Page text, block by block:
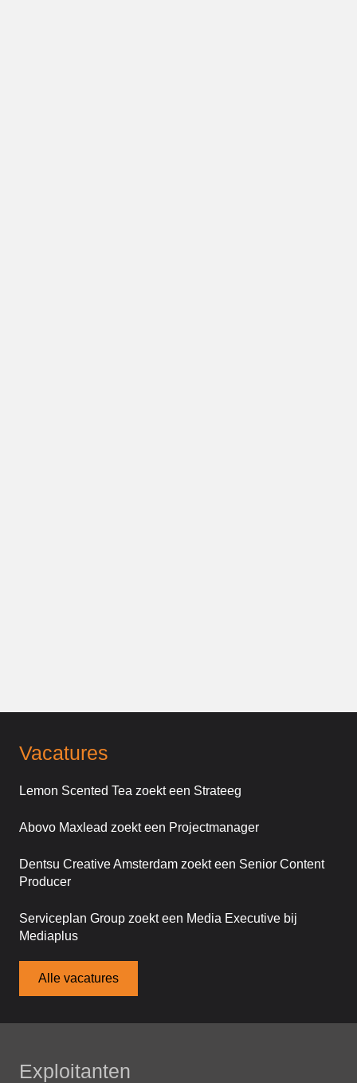
Vacatures
Lemon Scented Tea zoekt een Strateeg
Abovo Maxlead zoekt een Projectmanager
Dentsu Creative Amsterdam zoekt een Senior Content
Producer
Serviceplan Group zoekt een Media Executive bij
Mediaplus
Alle vacatures
Exploitanten